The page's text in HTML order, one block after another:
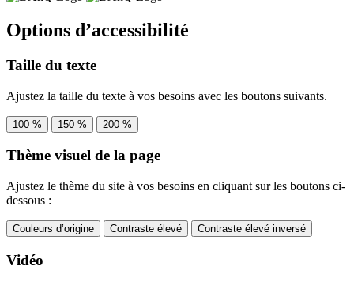
Options d’accessibilité
Taille du texte
Ajustez la taille du texte à vos besoins avec les boutons suivants.
100 % 150 % 200 %
Thème visuel de la page
Ajustez le thème du site à vos besoins en cliquant sur les boutons ci-
dessous :
Couleurs d’origine Contraste élevé Contraste élevé inversé
Vidéo